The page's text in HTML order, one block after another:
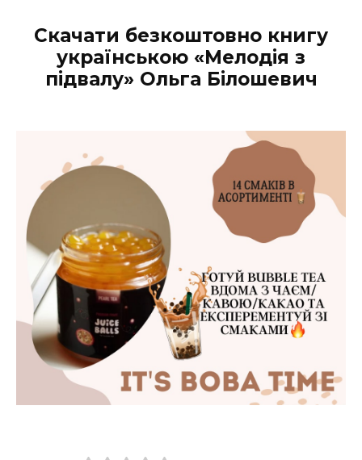
Скачати безкоштовно книгу
українською «Мелодія з
підвалу» Ольга Білошевич